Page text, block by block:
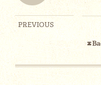
PREVIOUS